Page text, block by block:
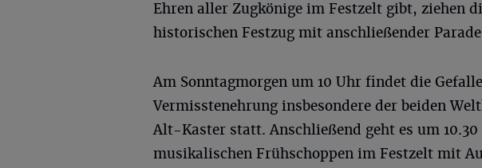
Ehren aller Zugkönige im Festzelt gibt, ziehen
historischen Festzug mit anschließender
Am Sonntagmorgen um 10 Uhr findet die
Vermisstenehrung insbesondere der beiden
Alt-Kaster statt. Anschließend geht es um
musikalischen Frühschoppen im Festzelt mit